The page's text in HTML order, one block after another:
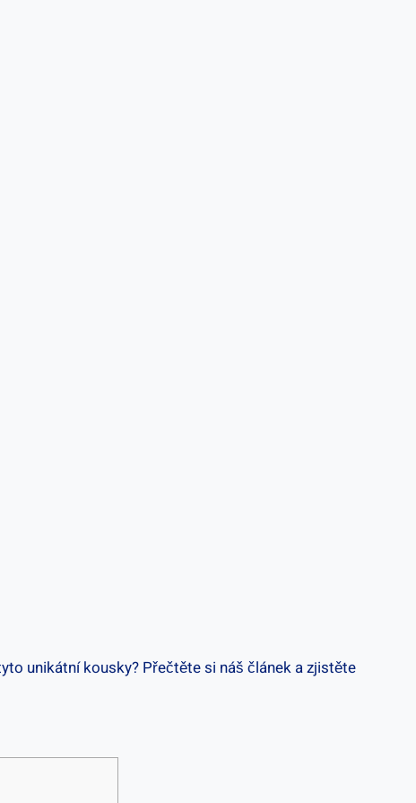
unikátní kousky? Přečtěte si náš článek a zjistěte